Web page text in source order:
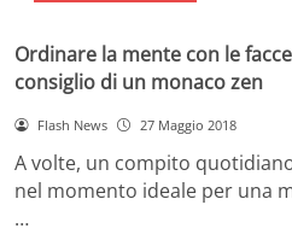
Ordinare la mente con le
consiglio di un monaco zen
Flash News 27 Maggio 2018
A volte, un compito
nel momento ideale per una
…